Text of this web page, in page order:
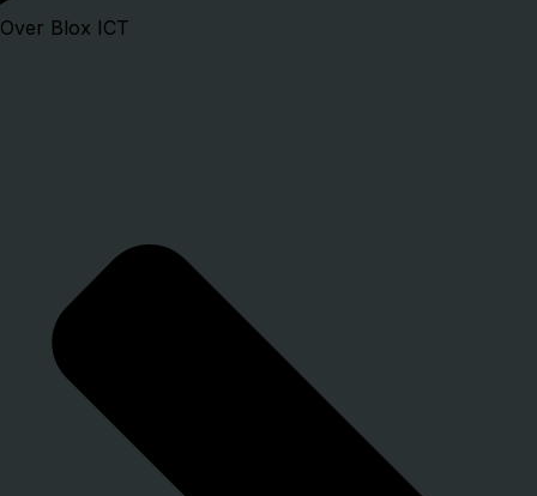
Over Blox ICT